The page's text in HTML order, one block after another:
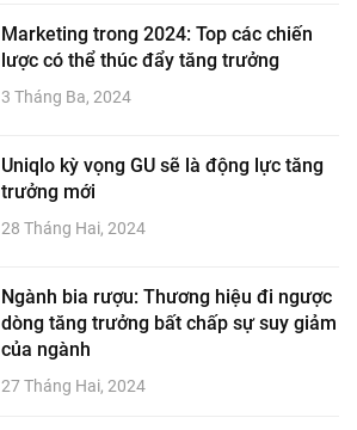
Marketing trong 2024: Top các chiến
lược có thể thúc đẩy tăng trưởng
3 Tháng Ba, 2024
Uniqlo kỳ vọng GU sẽ là động lực tăng
trưởng mới
28 Tháng Hai, 2024
Ngành bia rượu: Thương hiệu đi ngược
dòng tăng trưởng bất chấp sự suy giảm
của ngành
27 Tháng Hai, 2024